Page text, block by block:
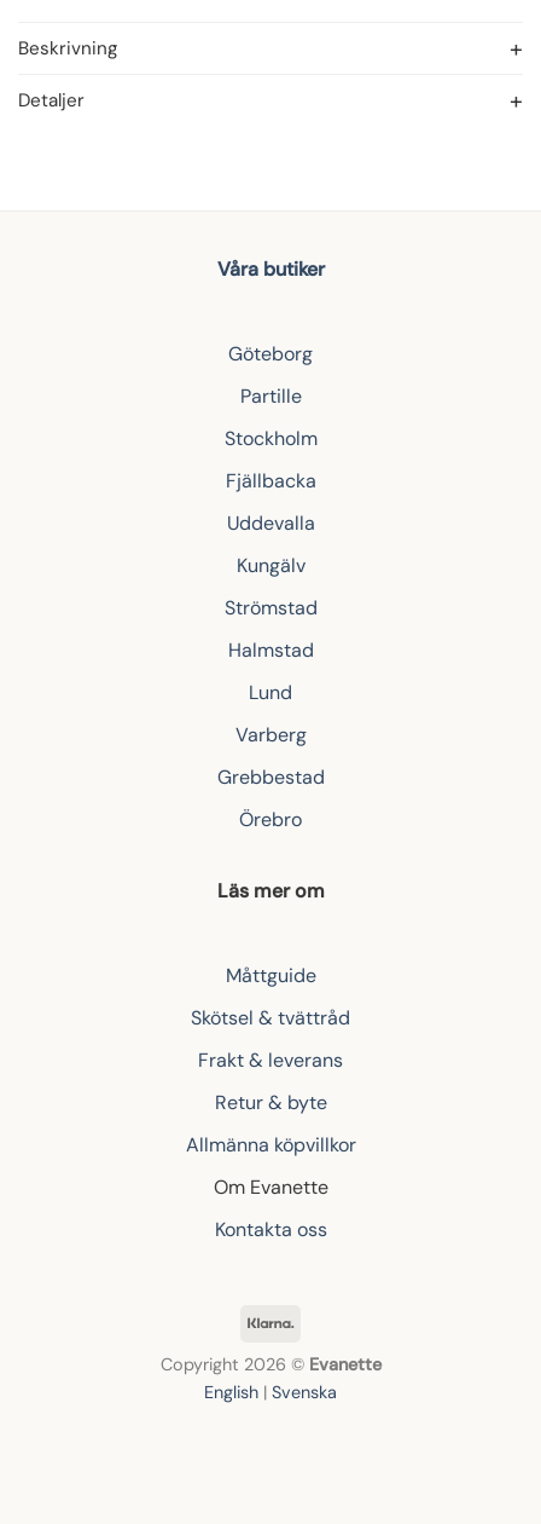
Beskrivning
Detaljer
Våra butiker
Göteborg
Partille
Stockholm
Fjällbacka
Uddevalla
Kungälv
Strömstad
Halmstad
Lund
Varberg
Grebbestad
Örebro
Läs mer om
Måttguide
Skötsel & tvättråd
Frakt & leverans
Retur & byte
Allmänna köpvillkor
Om Evanette
Kontakta oss
Klarna
Copyright 2026 © Evanette
English | Svenska